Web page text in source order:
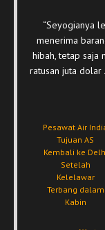
“Seyogianya
menerima
hibah, tetap saja
ratusan juta dolar
Pesawat Air
Tujuan AS
Kembali ke
Setelah
Kelelawar
Terbang dalam
Kabin